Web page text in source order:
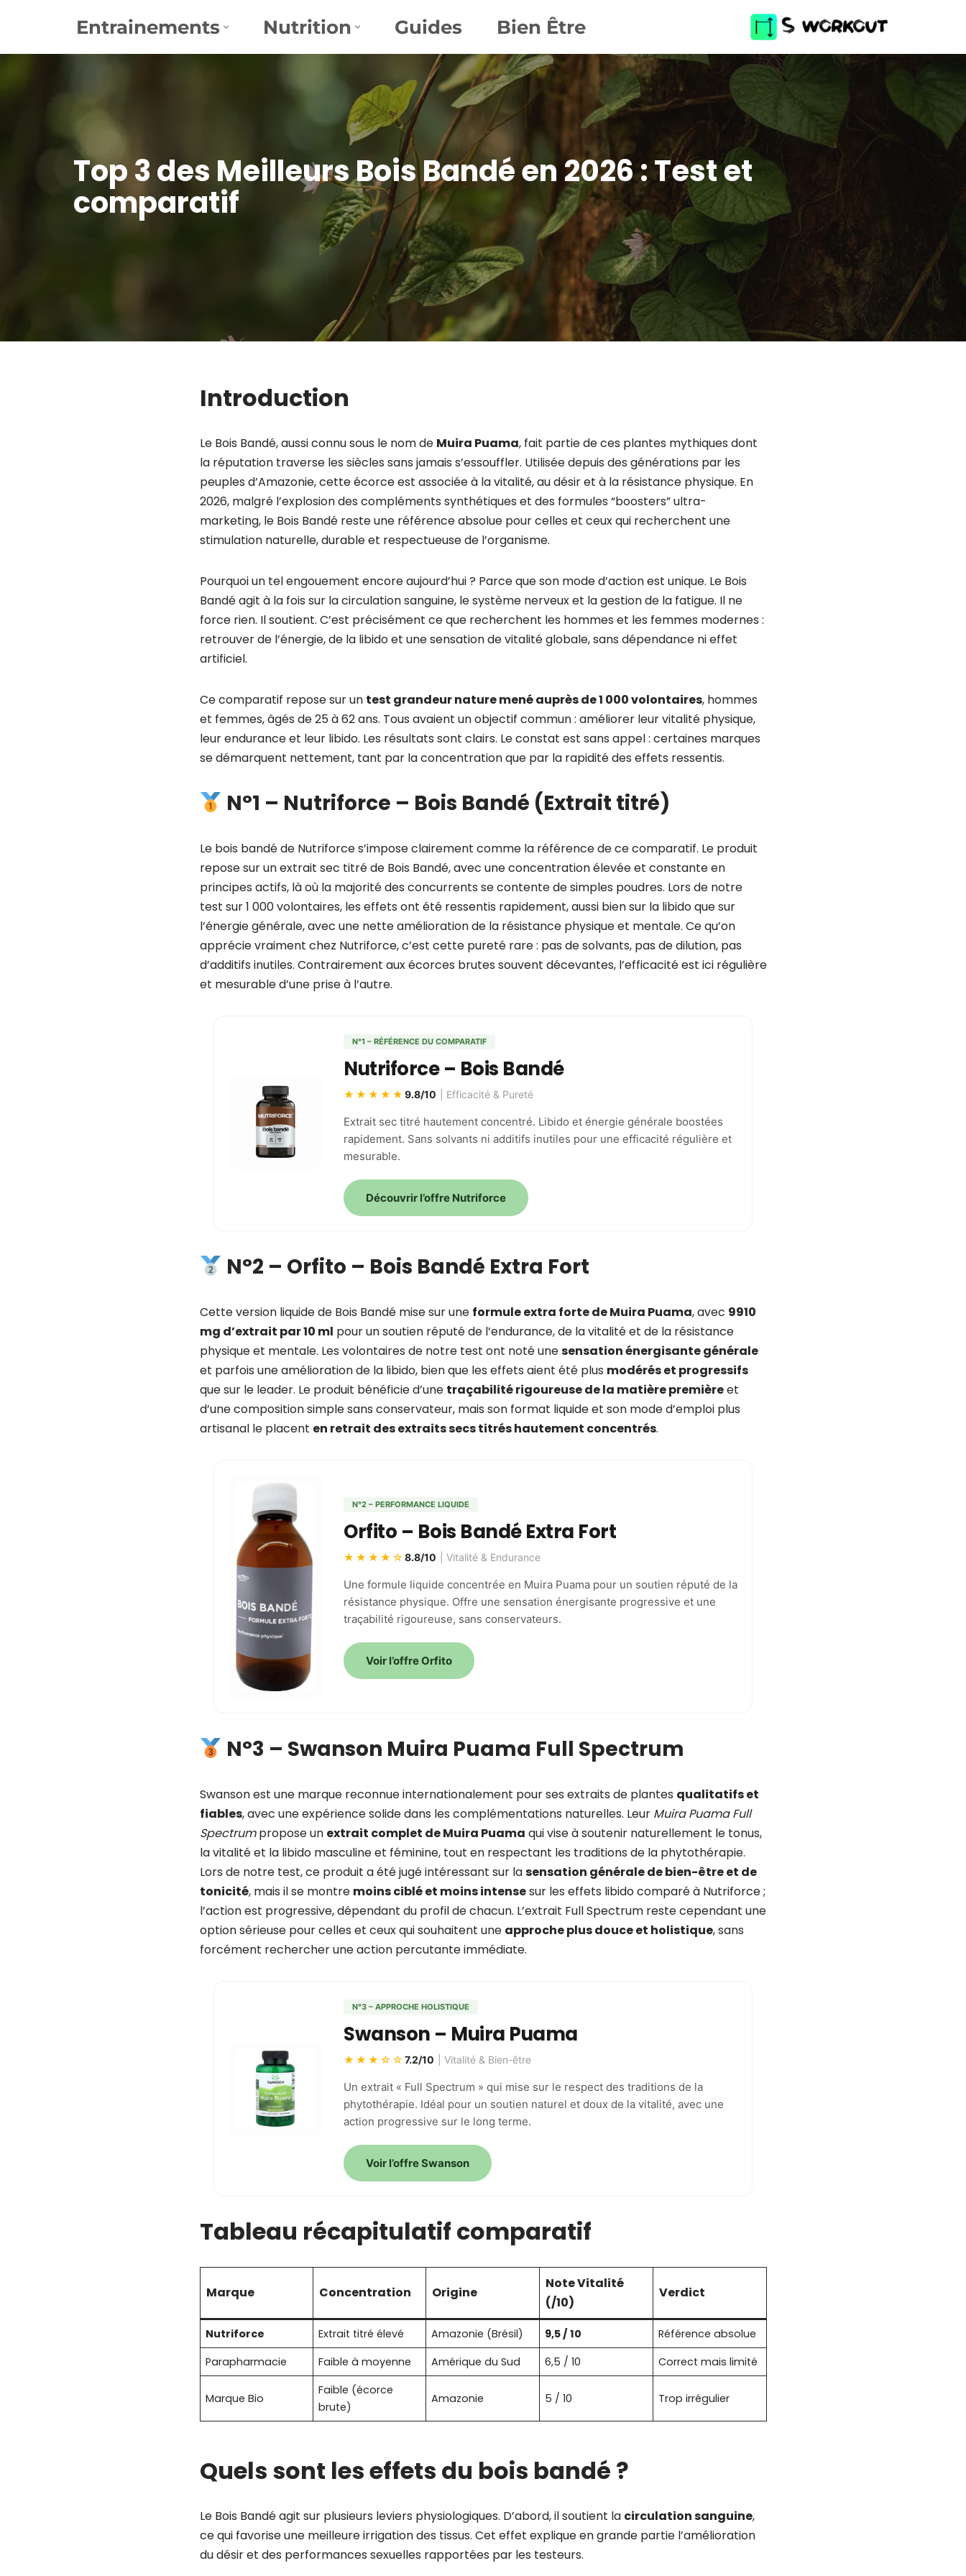
au
Entrainements Nutrition Guides Bien Être
Top 3 des Meilleurs Bois Bandé en 2026 : Test et
comparatif
Introduction
Le Bois Bandé, aussi connu sous le nom de Muira Puama, fait partie de ces plantes mythiques dont
la réputation traverse les siècles sans jamais s’essouffler. Utilisée depuis des générations par les
peuples d’Amazonie, cette écorce est associée à la vitalité, au désir et à la résistance physique. En
2026, malgré l’explosion des compléments synthétiques et des formules “boosters” ultra-
marketing, le Bois Bandé reste une référence absolue pour celles et ceux qui recherchent une
stimulation naturelle, durable et respectueuse de l’organisme.
Pourquoi un tel engouement encore aujourd’hui ? Parce que son mode d’action est unique. Le Bois
Bandé agit à la fois sur la circulation sanguine, le système nerveux et la gestion de la fatigue. Il ne
force rien. Il soutient. C’est précisément ce que recherchent les hommes et les femmes modernes :
retrouver de l’énergie, de la libido et une sensation de vitalité globale, sans dépendance ni effet
artificiel.
Ce comparatif repose sur un test grandeur nature mené auprès de 1 000 volontaires, hommes
et femmes, âgés de 25 à 62 ans. Tous avaient un objectif commun : améliorer leur vitalité physique,
leur endurance et leur libido. Les résultats sont clairs. Le constat est sans appel : certaines marques
se démarquent nettement, tant par la concentration que par la rapidité des effets ressentis.
N°1 – Nutriforce – Bois Bandé (Extrait titré)
Le bois bandé de Nutriforce s’impose clairement comme la référence de ce comparatif. Le produit
repose sur un extrait sec titré de Bois Bandé, avec une concentration élevée et constante en
principes actifs, là où la majorité des concurrents se contente de simples poudres. Lors de notre
test sur 1 000 volontaires, les effets ont été ressentis rapidement, aussi bien sur la libido que sur
l’énergie générale, avec une nette amélioration de la résistance physique et mentale. Ce qu’on
apprécie vraiment chez Nutriforce, c’est cette pureté rare : pas de solvants, pas de dilution, pas
d’additifs inutiles. Contrairement aux écorces brutes souvent décevantes, l’efficacité est ici régulière
et mesurable d’une prise à l’autre.
N°1 – RÉFÉRENCE DU COMPARATIF
Nutriforce – Bois Bandé
★★★★★ 9.8/10 | Efficacité & Pureté
Extrait sec titré hautement concentré. Libido et énergie générale boostées
rapidement. Sans solvants ni additifs inutiles pour une efficacité régulière et
mesurable.
Découvrir l’offre Nutriforce
N°2 – Orfito – Bois Bandé Extra Fort
Cette version liquide de Bois Bandé mise sur une formule extra forte de Muira Puama, avec 9910
mg d’extrait par 10 ml pour un soutien réputé de l’endurance, de la vitalité et de la résistance
physique et mentale. Les volontaires de notre test ont noté unesensation énergisante générale
et parfois une amélioration de la libido, bien que les effets aient été plus modérés et progressifs
que sur le leader. Le produit bénéficie d’une traçabilité rigoureuse de la matière premièreet
d’une composition simple sans conservateur, mais son format liquide et son mode d’emploi plus
artisanal le placent en retrait des extraits secs titrés hautement concentrés.
N°2 – PERFORMANCE LIQUIDE
Orfito – Bois Bandé Extra Fort
★★★★☆ 8.8/10 | Vitalité & Endurance
Une formule liquide concentrée en Muira Puama pour un soutien réputé de la
résistance physique. Offre une sensation énergisante progressive et une
traçabilité rigoureuse, sans conservateurs.
Voir l’offre Orfito
N°3 – Swanson Muira Puama Full Spectrum
Swanson est une marque reconnue internationalement pour ses extraits de plantes qualitatifs et
fiables, avec une expérience solide dans les complémentations naturelles. Leur Muira Puama Full
Spectrumpropose un extrait complet de Muira Puama qui vise à soutenir naturellement le tonus,
la vitalité et la libido masculine et féminine, tout en respectant les traditions de la phytothérapie.
Lors de notre test, ce produit a été jugé intéressant sur lasensation générale de bien-être et de
tonicité, mais il se montre moins ciblé et moins intensesur les effets libido comparé à Nutriforce ;
l’action est progressive, dépendant du profil de chacun. L’extrait Full Spectrum reste cependant une
option sérieuse pour celles et ceux qui souhaitent une approche plus douce et holistique, sans
forcément rechercher une action percutante immédiate.
N°3 – APPROCHE HOLISTIQUE
Swanson – Muira Puama
★★★☆☆ 7.2/10 | Vitalité & Bien-être
Un extrait « Full Spectrum » qui mise sur le respect des traditions de la
phytothérapie. Idéal pour un soutien naturel et doux de la vitalité, avec une
action progressive sur le long terme.
Voir l’offre Swanson
Tableau récapitulatif comparatif
Marque Concentration Origine
Note Vitalité
(/10)
Verdict
Nutriforce Extrait titré élevé Amazonie (Brésil) 9,5 / 10
Référence absolue
Parapharmacie
Faible à moyenne Amérique du Sud 6,5 / 10 Correct mais limité
Marque Bio
Faible (écorce
brute)
Amazonie 5 / 10 Trop irrégulier
Quels sont les effets du bois bandé ?
Le Bois Bandé agit sur plusieurs leviers physiologiques. D’abord, il soutient la circulation sanguine,
ce qui favorise une meilleure irrigation des tissus. Cet effet explique en grande partie l’amélioration
du désir et des performances sexuelles rapportées par les testeurs.